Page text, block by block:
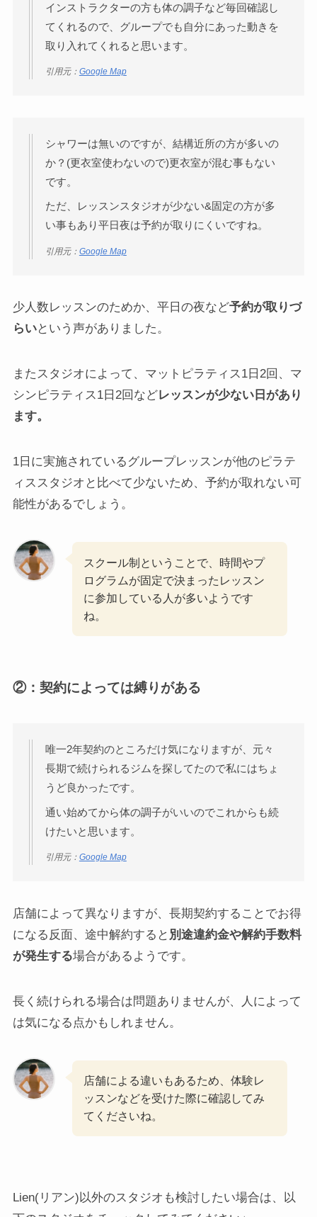
インストラクターの方も体の調子など毎回確認し
てくれるので、グループでも自分にあった動きを
取り入れてくれると思います。
引用元： Google Map
シャワーは無いのですが、結構近所の方が多いの
か？(更衣室使わないので)更衣室が混む事もない
です。
ただ、レッスンスタジオが少ない&固定の方が多
い事もあり平日夜は予約が取りにくいですね。
引用元： Google Map
少人数レッスンのためか、平日の夜など予約が取りづ
らいという声がありました。
またスタジオによって、マットピラティス1日2回、マ
シンピラティス1日2回などレッスンが少ない日があり
ます。
1日に実施されているグループレッスンが他のピラテ
ィススタジオと比べて少ないため、予約が取れない可
能性があるでしょう。
スクール制ということで、時間やプ
ログラムが固定で決まったレッスン
に参加している人が多いようです
ね。
②：契約によっては縛りがある
唯一2年契約のところだけ気になりますが、元々
長期で続けられるジムを探してたので私にはちょ
うど良かったです。
通い始めてから体の調子がいいのでこれからも続
けたいと思います。
引用元： Google Map
店舗によって異なりますが、長期契約することでお得
になる反面、途中解約すると 別途違約金や解約手数料
が発生する場合があるようです。
長く続けられる場合は問題ありませんが、人によって
は気になる点かもしれません。
店舗による違いもあるため、体験レ
ッスンなどを受けた際に確認してみ
てくださいね。
Lien(リアン)以外のスタジオも検討したい場合は、以